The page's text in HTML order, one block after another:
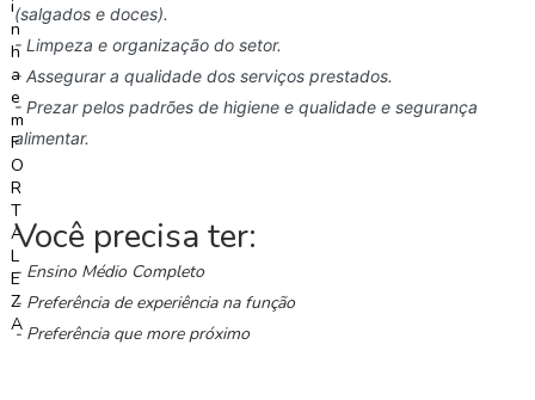
N
o
t
í
c
G
r
u
p
(salgados e doces).
- Limpeza e organização do setor.
- Assegurar a qualidade dos serviços prestados.
- Prezar pelos padrões de higiene e qualidade e segurança
alimentar.
Você precisa ter:
- Ensino Médio Completo
- Preferência de experiência na função
- Preferência que more próximo